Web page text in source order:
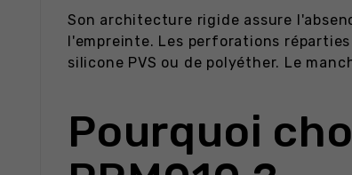
Son architecture rigide assure
l'empreinte. Les perforations
silicone PVS ou de polyéther. Le
Pourquoi